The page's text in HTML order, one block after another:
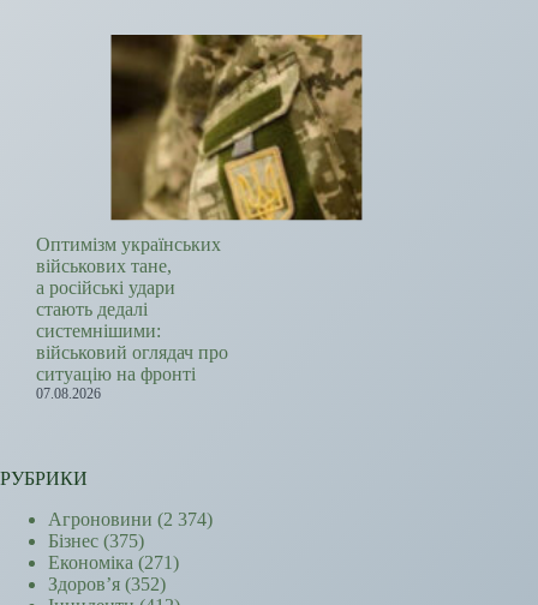
Оптимізм українських
військових тане,
а російські удари
стають дедалі
системнішими:
військовий оглядач про
ситуацію на фронті
07.08.2026
РУБРИКИ
Агроновини (2 374)
Бізнес (375)
Економіка (271)
Здоров’я (352)